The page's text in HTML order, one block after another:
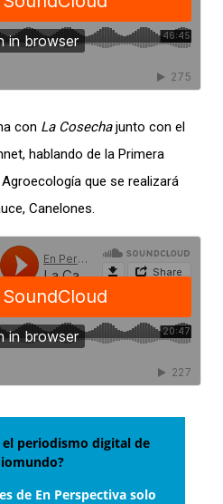
con La Cosechajunto con el
hablando de la Primera
que se realizará
Canelones.
el periodismo digital de
de En Perspectiva solo